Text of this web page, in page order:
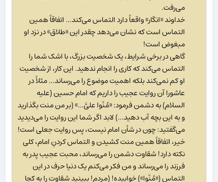
می‌رفت.
خداوند «انگار» واقعاً دارد التماس می‌کند... اتفاقاً همین
التماس است که نشان می‌دهد چقدر این «طلاق» در نزد او
مبغوض است!
گاهی در برخی شرایط، یک شخصیت بزرگ، با اشک شما را
التماس می‌کند که کاری را انجام ندهید. این کار، از شخصیت
او کم نمی‌کند بلکه اهمیت موضوع را می‌رساند... مثلاً در
عاشورا آن روایت عجیب را داریم که امام حسین (علیه
السلام) به دشمن فرمود: «مُنّوا علیَّ...» (بر من منت بگذارید
و به این بچه آب دهید...) لابد اگر شما این روایت را می‌دیدید
می‌گفتید: چون در شأن امام نیست، پس روایت جعلی است!
خیر، اتفاقاً همین منت کشیدن و التماس کردنِ امام، کلی
نکته دارد! شقاوت دشمن را می‌رساند، محبت عجیب پدر به
فرزند را می‌رساند و من فکر می‌کنم یک دنیا حرف در این
التماس («مُنّوا») خوابیده! (مردم! ببینید شقاوت را به کجا